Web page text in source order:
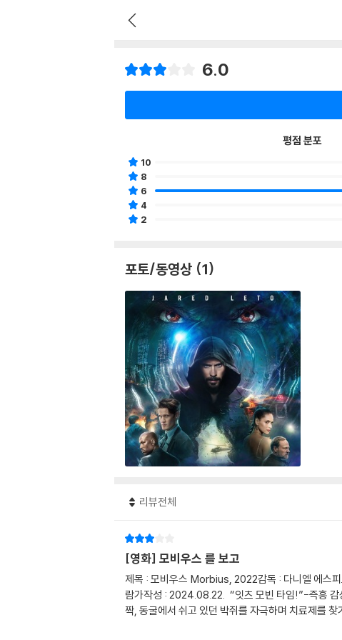
6.0
평점 분포
10
8
6
4
2
포토/동영상 (1)
리뷰전체
[영화] 모비우스 를 보고
제목 : 모비우스 Morbius, 2022감독 : 다니엘 에스
람가작성 : 2024.08.22. “잇츠 모빈 타임!”-즉흥 감
짝, 동굴에서 쉬고 있던 박쥐를 자극하며 치료제를 찾기